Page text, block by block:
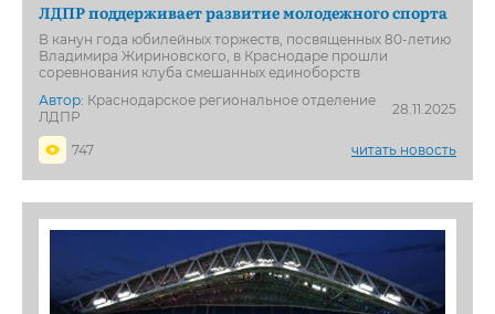
ЛДПР поддерживает развитие молодежного спорта
В канун года юбилейных торжеств, посвященных 80-летию
Владимира Жириновского, в Краснодаре прошли
соревнования клуба смешанных единоборств
Автор: Краснодарское региональное отделение
ЛДПР
28.11.2025
747 читать новость